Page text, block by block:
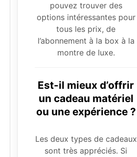
pouvez trouver des
options intéressantes pour
tous les prix, de
l’abonnement à la box à la
montre de luxe.
Est-il mieux d’offrir
un cadeau matériel
ou une expérience ?
Les deux types de cadeaux
sont très appréciés. Si